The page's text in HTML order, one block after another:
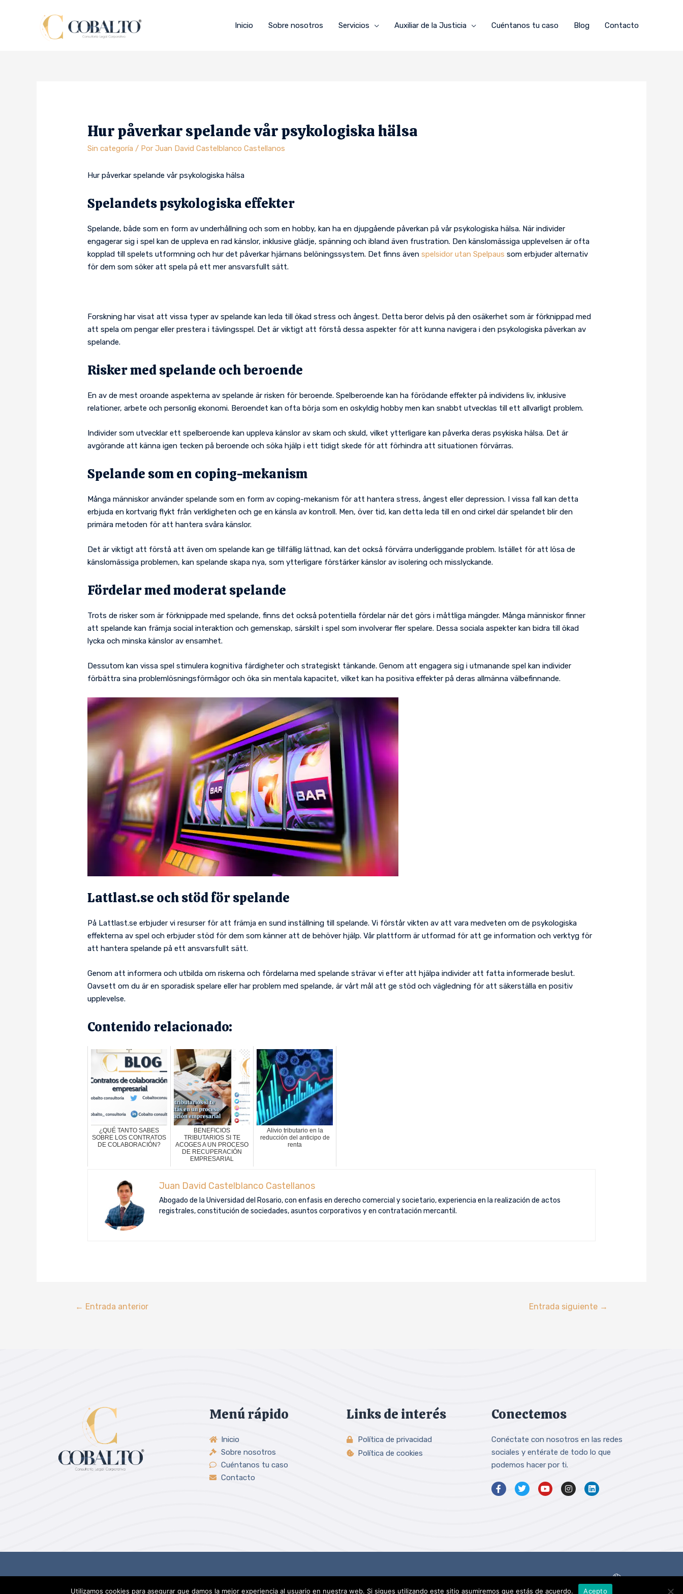
Inicio Sobre nosotros Servicios Auxiliar de la Justicia Cuéntanos tu caso Blog Contacto
Hur påverkar spelande vår psykologiska hälsa
Sin categoría / PorJuan David Castelblanco Castellanos
Hur påverkar spelande vår psykologiska hälsa
Spelandets psykologiska effekter
Spelande, både som en form av underhållning och som en hobby, kan ha en djupgående påverkan på vår psykologiska hälsa. När individer
engagerar sig i spel kan de uppleva en rad känslor, inklusive glädje, spänning och ibland även frustration. Den känslomässiga upplevelsen är ofta
kopplad till spelets utformning och hur det påverkar hjärnans belöningssystem. Det finns ävenspelsidor utan Spelpaus som erbjuder alternativ
för dem som söker att spela på ett mer ansvarsfullt sätt.
Forskning har visat att vissa typer av spelande kan leda till ökad stress och ångest. Detta beror delvis på den osäkerhet som är förknippad med
att spela om pengar eller prestera i tävlingsspel. Det är viktigt att förstå dessa aspekter för att kunna navigera i den psykologiska påverkan av
spelande.
Risker med spelande och beroende
En av de mest oroande aspekterna av spelande är risken för beroende. Spelberoende kan ha förödande effekter på individens liv, inklusive
relationer, arbete och personlig ekonomi. Beroendet kan ofta börja som en oskyldig hobby men kan snabbt utvecklas till ett allvarligt problem.
Individer som utvecklar ett spelberoende kan uppleva känslor av skam och skuld, vilket ytterligare kan påverka deras psykiska hälsa. Det är
avgörande att känna igen tecken på beroende och söka hjälp i ett tidigt skede för att förhindra att situationen förvärras.
Spelande som en coping-mekanism
Många människor använder spelande som en form av coping-mekanism för att hantera stress, ångest eller depression. I vissa fall kan detta
erbjuda en kortvarig flykt från verkligheten och ge en känsla av kontroll. Men, över tid, kan detta leda till en ond cirkel där spelandet blir den
primära metoden för att hantera svåra känslor.
Det är viktigt att förstå att även om spelande kan ge tillfällig lättnad, kan det också förvärra underliggande problem. Istället för att lösa de
känslomässiga problemen, kan spelande skapa nya, som ytterligare förstärker känslor av isolering och misslyckande.
Fördelar med moderat spelande
Trots de risker som är förknippade med spelande, finns det också potentiella fördelar när det görs i måttliga mängder. Många människor finner
att spelande kan främja social interaktion och gemenskap, särskilt i spel som involverar fler spelare. Dessa sociala aspekter kan bidra till ökad
lycka och minska känslor av ensamhet.
Dessutom kan vissa spel stimulera kognitiva färdigheter och strategiskt tänkande. Genom att engagera sig i utmanande spel kan individer
förbättra sina problemlösningsförmågor och öka sin mentala kapacitet, vilket kan ha positiva effekter på deras allmänna välbefinnande.
Lattlast.se och stöd för spelande
På Lattlast.se erbjuder vi resurser för att främja en sund inställning till spelande. Vi förstår vikten av att vara medveten om de psykologiska
effekterna av spel och erbjuder stöd för dem som känner att de behöver hjälp. Vår plattform är utformad för att ge information och verktyg för
att hantera spelande på ett ansvarsfullt sätt.
Genom att informera och utbilda om riskerna och fördelarna med spelande strävar vi efter att hjälpa individer att fatta informerade beslut.
Oavsett om du är en sporadisk spelare eller har problem med spelande, är vårt mål att ge stöd och vägledning för att säkerställa en positiv
upplevelse.
Contenido relacionado:
¿QUÉ TANTO SABES
SOBRE LOS CONTRATOS
DE COLABORACIÓN?
BENEFICIOS
TRIBUTARIOS SI TE
ACOGES A UN PROCESO
DE RECUPERACIÓN
EMPRESARIAL
Alivio tributario en la
reducción del anticipo de
renta
Juan David Castelblanco Castellanos
Abogado de la Universidad del Rosario, con enfasis en derecho comercial y societario, experiencia en la realización de actos
registrales, constitución de sociedades, asuntos corporativos y en contratación mercantil.
← Entrada anterior Entrada siguiente →
Menú rápido
Inicio
Sobre nosotros
Cuéntanos tu caso
Contacto
Links de interés
Política de privacidad
Política de cookies
Conectemos
Conéctate con nosotros en las redes
sociales y entérate de todo lo que
podemos hacer por ti.
Copyright © 2026 Cobalto Consultoría Legal. Powered by
Utilizamos cookies para asegurar que damos la mejor experiencia al usuario en nuestra web. Si sigues utilizando este sitio asumiremos que estás de acuerdo. Acepto